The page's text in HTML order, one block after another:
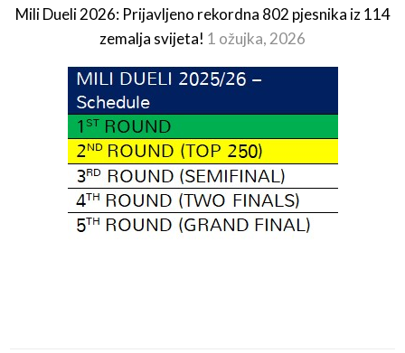
Mili Dueli 2026: Prijavljeno rekordna 802 pjesnika iz 114
zemalja svijeta! 1 ožujka, 2026